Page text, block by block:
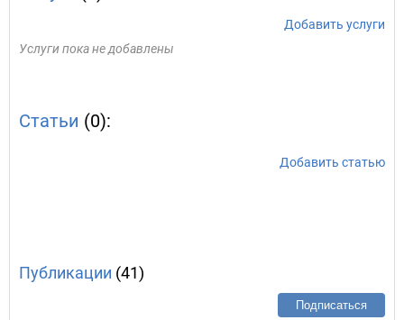
Добавить услуги
Услуги пока не добавлены
Статьи (0):
Добавить статью
Публикации (41)
Подписаться